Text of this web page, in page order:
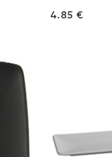
4.85 €